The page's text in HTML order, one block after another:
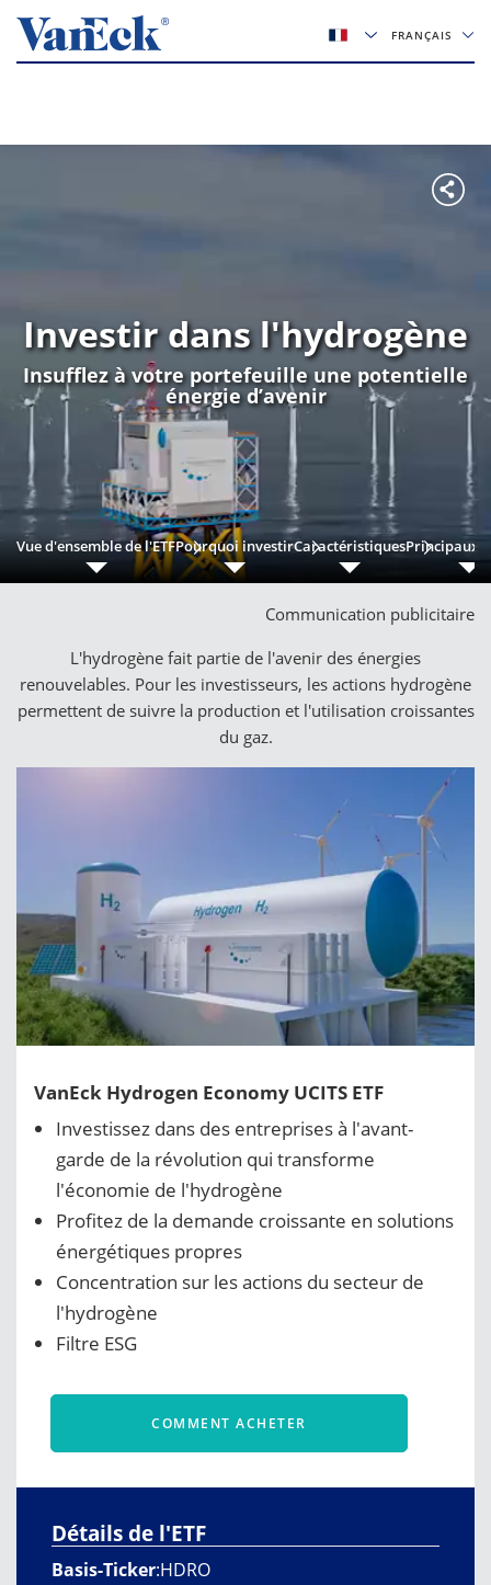
FRANÇAIS
Investir dans l'hydrogène
Insufflez à votre portefeuille une potentielle
énergie d’avenir
Vue d'ensemble de l'ETFPourquoi investirCaractéristiquesPrincipaux
Communication publicitaire
L'hydrogène fait partie de l'avenir des énergies
renouvelables. Pour les investisseurs, les actions hydrogène
permettent de suivre la production et l'utilisation croissantes
du gaz.
VanEck Hydrogen Economy UCITS ETF
Investissez dans des entreprises à l'avant-
garde de la révolution qui transforme
l'économie de l'hydrogène
Profitez de la demande croissante en solutions
énergétiques propres
Concentration sur les actions du secteur de
l'hydrogène
Filtre ESG
COMMENT ACHETER
Détails de l'ETF
Basis-Ticker:HDRO